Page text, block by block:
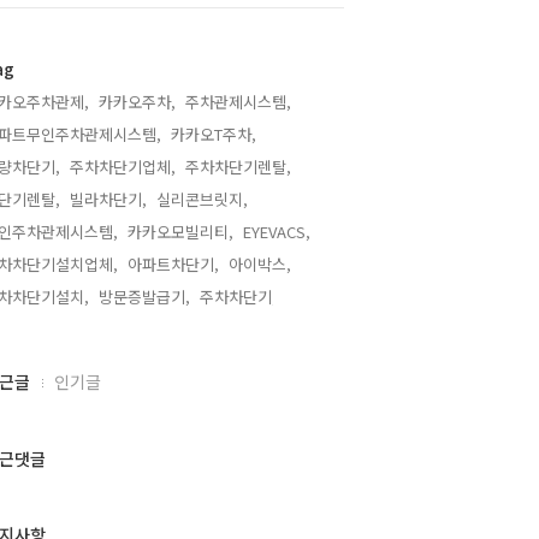
오주차관제, 카카오주차, 주차관제시스템,
트무인주차관제시스템, 카카오T주차,
차단기, 주차차단기업체, 주차차단기렌탈,
기렌탈, 빌라차단기, 실리콘브릿지,
주차관제시스템, 카카오모빌리티, EYEVACS,
차단기설치업체, 아파트차단기, 아이박스,
차단기설치, 방문증발급기, 주차차단기,
글 인기글
댓글
사항